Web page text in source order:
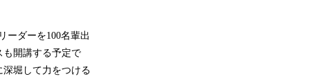
ーダーを100名輩出
も開講する予定で
深堀して力をつける